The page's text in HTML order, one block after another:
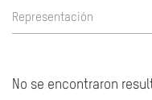
Representación
No se encontraron